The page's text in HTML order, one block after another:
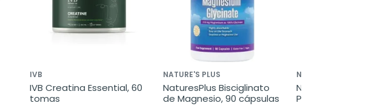
IVB
IVB Creatina Essential, 60
tomas
NATURE'S PLUS
NaturesPlus Bisciglinato
de Magnesio, 90 cápsulas
NATURE'S PLUS
NaturesPlus
Peptides, 588 g